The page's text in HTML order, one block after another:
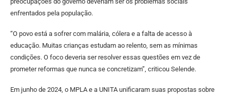
enfrentados pela população.
“O povo está a sofrer com malária, cólera e a falta de acesso à
educação. Muitas crianças estudam ao relento, sem as mínimas
condições. O foco deveria ser resolver essas questões em vez de
prometer reformas que nunca se concretizam”, criticou Selende.
Em junho de 2024, o MPLA e a UNITA unificaram suas propostas sobre